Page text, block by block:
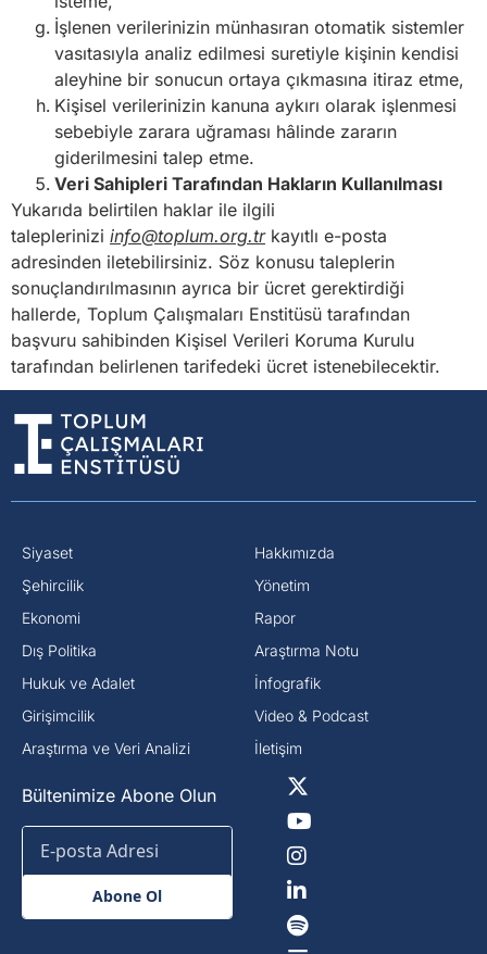
İşlenen verilerinizin münhasıran otomatik sistemler
vasıtasıyla analiz edilmesi suretiyle kişinin kendisi
aleyhine bir sonucun ortaya çıkmasına itiraz etme,
Kişisel verilerinizin kanuna aykırı olarak işlenmesi
sebebiyle zarara uğraması hâlinde zararın
giderilmesini talep etme.
Veri Sahipleri Tarafından Hakların Kullanılması
Yukarıda belirtilen haklar ile ilgili
taleplerinizi info@toplum.org.trkayıtlı e-posta
adresinden iletebilirsiniz. Söz konusu taleplerin
sonuçlandırılmasının ayrıca bir ücret gerektirdiği
hallerde, Toplum Çalışmaları Enstitüsü tarafından
başvuru sahibinden Kişisel Verileri Koruma Kurulu
tarafından belirlenen tarifedeki ücret istenebilecektir.
Siyaset
⁠Şehircilik
Ekonomi
Dış Politika
⁠Hukuk ve Adalet
Girişimcilik
Araştırma ve Veri Analizi
Hakkımızda
Yönetim
Rapor
Araştırma Notu
İnfografik
Video & Podcast
İletişim
Bültenimize Abone Olun
Abone Ol